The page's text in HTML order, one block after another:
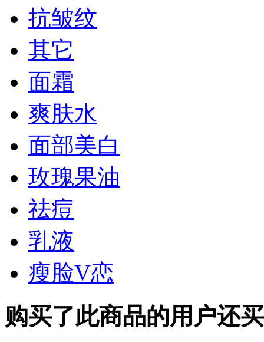
抗皱纹
其它
面霜
爽肤水
面部美白
玫瑰果油
祛痘
乳液
瘦脸V恋
购买了此商品的用户还